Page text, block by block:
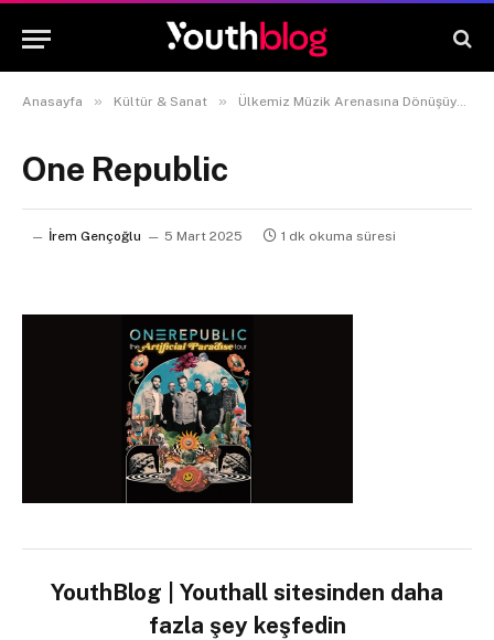
Anasayfa » Kültür & Sanat » Ülkemiz Müzik Arenasına Dönüşüyor: 2025’te Türkiye’ye Gelecek Dünyaca Ünlü Sanatçılar
One Republic
İrem Gençoğlu 5 Mart 2025 1 dk okuma süresi
YouthBlog | Youthall sitesinden daha
fazla şey keşfedin